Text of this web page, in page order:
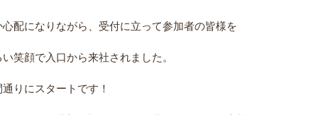
配になりながら、受付に立って参加者の皆様を
笑顔で入口から来社されました。
りにスタートです！